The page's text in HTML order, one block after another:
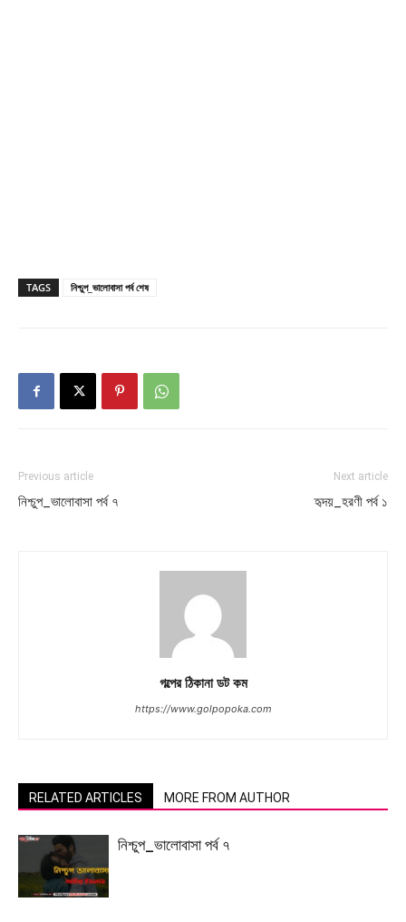
TAGS নিশ্চুপ_ভালোবাসা পর্ব শেষ
Previous article
নিশ্চুপ_ভালোবাসা পর্ব ৭
Next article
হৃদয়_হরণী পর্ব ১
গল্পের ঠিকানা ডট কম
https://www.golpopoka.com
RELATED ARTICLES MORE FROM AUTHOR
নিশ্চুপ_ভালোবাসা পর্ব ৭